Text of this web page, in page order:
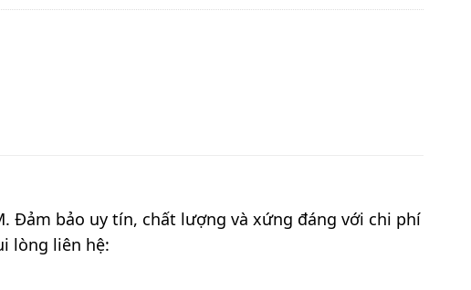
Đảm bảo uy tín, chất lượng và xứng đáng với chi phí
lòng liên hệ: